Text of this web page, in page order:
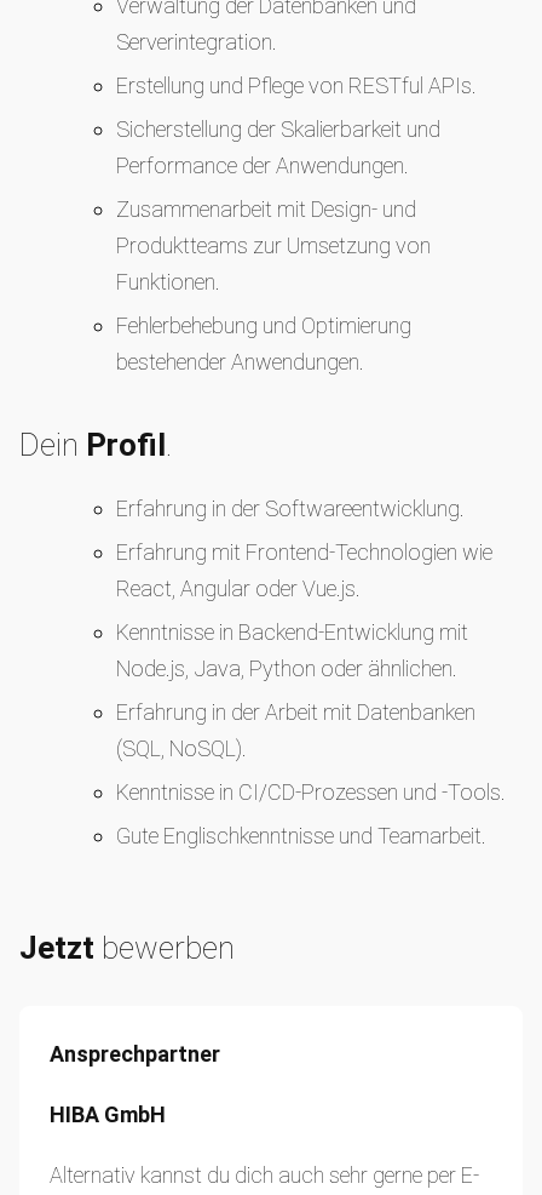
Verwaltung der Datenbanken und
Serverintegration.
Erstellung und Pflege von RESTful APIs.
Sicherstellung der Skalierbarkeit und
Performance der Anwendungen.
Zusammenarbeit mit Design- und
Produktteams zur Umsetzung von
Funktionen.
Fehlerbehebung und Optimierung
bestehender Anwendungen.
Dein Profil.
Erfahrung in der Softwareentwicklung.
Erfahrung mit Frontend-Technologien wie
React, Angular oder Vue.js.
Kenntnisse in Backend-Entwicklung mit
Node.js, Java, Python oder ähnlichen.
Erfahrung in der Arbeit mit Datenbanken
(SQL, NoSQL).
Kenntnisse in CI/CD-Prozessen und -Tools.
Gute Englischkenntnisse und Teamarbeit.
Jetzt bewerben
Ansprechpartner
HIBA GmbH
Alternativ kannst du dich auch sehr gerne per E-